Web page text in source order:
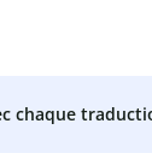
chaque